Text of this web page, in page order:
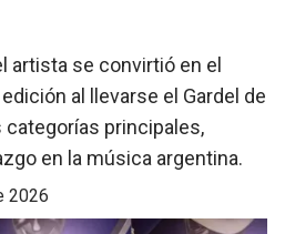
artista se convirtió en el
al llevarse el Gardel de
categorías principales,
en la música argentina.
2026